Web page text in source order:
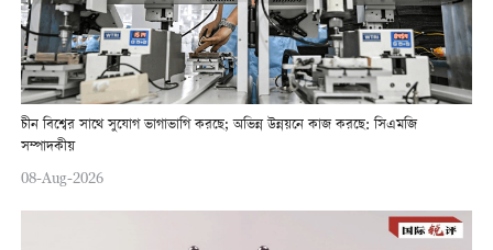
চীন বিশ্বের সাথে সুযোগ ভাগাভাগি করছে; অভিন্ন উন্নয়নে কাজ করছে: সিএমজি
সম্পাদকীয়
08-Aug-2026